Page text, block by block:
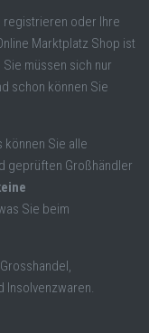
registrieren oder Ihre
Marktplatz Shop ist
müssen sich nur
schon können Sie
können Sie alle
geprüften Großhändler
Sie beim
Insolvenzwaren.